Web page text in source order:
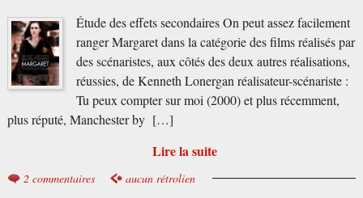
Étude des effets secondaires On peut assez facilement
ranger Margaret dans la catégorie des films réalisés par
des scénaristes, aux côtés des deux autres réalisations,
réussies, de Kenneth Lonergan réalisateur-scénariste :
Tu peux compter sur moi (2000) et plus récemment,
plus réputé, Manchester by […]
Lire la suite
2 commentaires aucun rétrolien